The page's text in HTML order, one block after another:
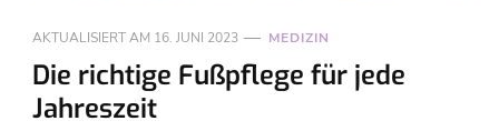
AKTUALISIERT AM 16. JUNI 2023 MEDIZIN
Die richtige Fußpflege für jede
Jahreszeit